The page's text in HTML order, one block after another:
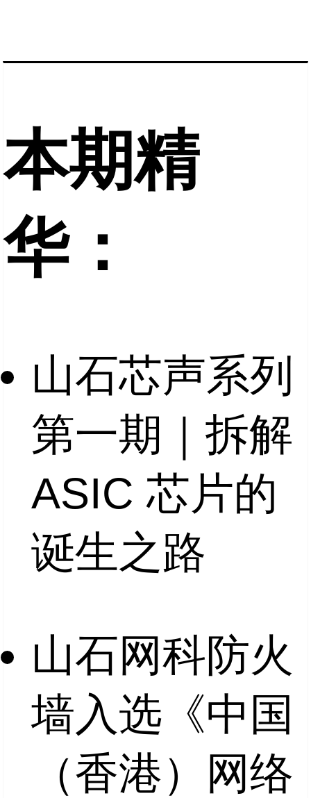
本期精
华：
山石芯声系列
第一期｜拆解
ASIC 芯片的
诞生之路
山石网科防火
墙入选《中国
（香港）网络